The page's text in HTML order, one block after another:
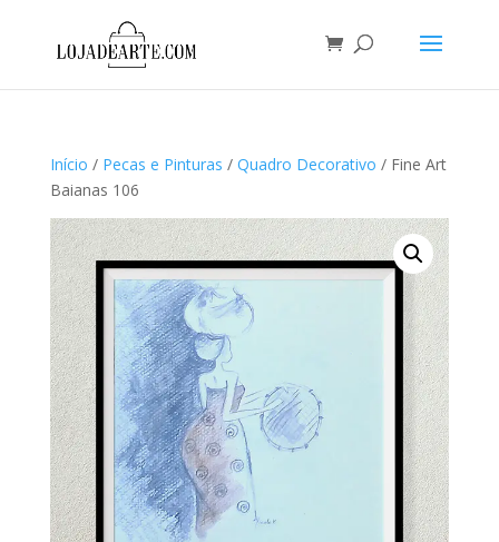
Início / Pecas e Pinturas / Quadro Decorativo / Fine Art
Baianas 106